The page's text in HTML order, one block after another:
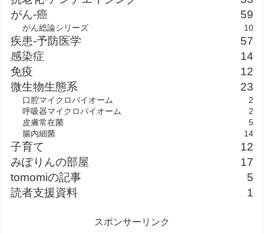
がん-癌
59
がん総論シリーズ 10
疾患-予防医学
57
感染症
14
免疫
12
微生物生態系
23
口腔マイクロバイオーム
2
呼吸器マイクロバイオーム
2
皮膚常在菌
5
腸内細菌
14
子育て
12
みぽりんの部屋
17
tomomiの記事
5
読者支援資料
1
スポンサーリンク